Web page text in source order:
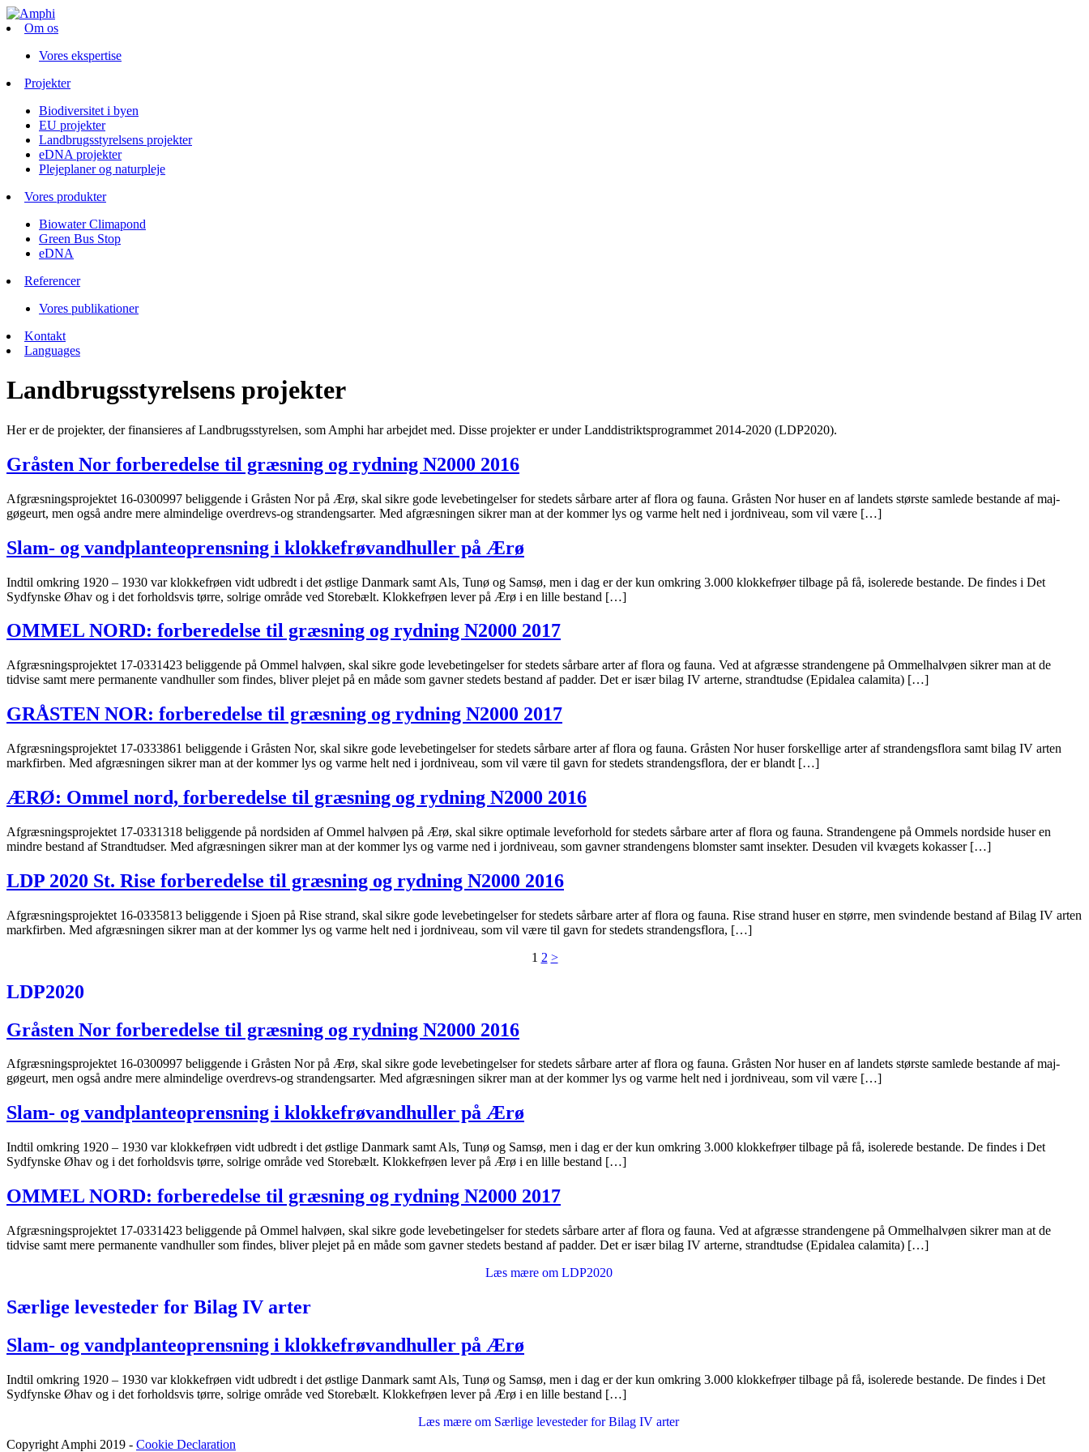
Om os
Vores ekspertise
Projekter
Biodiversitet i byen
EU projekter
Landbrugsstyrelsens projekter
eDNA projekter
Plejeplaner og naturpleje
Vores produkter
Biowater Climapond
Green Bus Stop
eDNA
Referencer
Vores publikationer
Kontakt
Languages
Landbrugsstyrelsens projekter
Her er de projekter, der finansieres af Landbrugsstyrelsen, som Amphi har arbejdet med. Disse projekter er under Landdistriktsprogrammet 2014-2020 (LDP2020).
Gråsten Nor forberedelse til græsning og rydning N2000 2016
Afgræsningsprojektet 16-0300997 beliggende i Gråsten Nor på Ærø, skal sikre gode levebetingelser for stedets sårbare arter af flora og fauna. Gråsten Nor huser en af landets største samlede bestande af maj-
gøgeurt, men også andre mere almindelige overdrevs-og strandengsarter. Med afgræsningen sikrer man at der kommer lys og varme helt ned i jordniveau, som vil være […]
Slam- og vandplanteoprensning i klokkefrøvandhuller på Ærø
Indtil omkring 1920 – 1930 var klokkefrøen vidt udbredt i det østlige Danmark samt Als, Tunø og Samsø, men i dag er der kun omkring 3.000 klokkefrøer tilbage på få, isolerede bestande. De findes i Det
Sydfynske Øhav og i det forholdsvis tørre, solrige område ved Storebælt. Klokkefrøen lever på Ærø i en lille bestand […]
OMMEL NORD: forberedelse til græsning og rydning N2000 2017
Afgræsningsprojektet 17-0331423 beliggende på Ommel halvøen, skal sikre gode levebetingelser for stedets sårbare arter af flora og fauna. Ved at afgræsse strandengene på Ommelhalvøen sikrer man at de
tidvise samt mere permanente vandhuller som findes, bliver plejet på en måde som gavner stedets bestand af padder. Det er især bilag IV arterne, strandtudse (Epidalea calamita) […]
GRÅSTEN NOR: forberedelse til græsning og rydning N2000 2017
Afgræsningsprojektet 17-0333861 beliggende i Gråsten Nor, skal sikre gode levebetingelser for stedets sårbare arter af flora og fauna. Gråsten Nor huser forskellige arter af strandengsflora samt bilag IV arten
markfirben. Med afgræsningen sikrer man at der kommer lys og varme helt ned i jordniveau, som vil være til gavn for stedets strandengsflora, der er blandt […]
ÆRØ: Ommel nord, forberedelse til græsning og rydning N2000 2016
Afgræsningsprojektet 17-0331318 beliggende på nordsiden af Ommel halvøen på Ærø, skal sikre optimale leveforhold for stedets sårbare arter af flora og fauna. Strandengene på Ommels nordside huser en
mindre bestand af Strandtudser. Med afgræsningen sikrer man at der kommer lys og varme ned i jordniveau, som gavner strandengens blomster samt insekter. Desuden vil kvægets kokasser […]
LDP 2020 St. Rise forberedelse til græsning og rydning N2000 2016
Afgræsningsprojektet 16-0335813 beliggende i Sjoen på Rise strand, skal sikre gode levebetingelser for stedets sårbare arter af flora og fauna. Rise strand huser en større, men svindende bestand af Bilag IV arten
markfirben. Med afgræsningen sikrer man at der kommer lys og varme helt ned i jordniveau, som vil være til gavn for stedets strandengsflora, […]
1 2 >
LDP2020
Gråsten Nor forberedelse til græsning og rydning N2000 2016
Afgræsningsprojektet 16-0300997 beliggende i Gråsten Nor på Ærø, skal sikre gode levebetingelser for stedets sårbare arter af flora og fauna. Gråsten Nor huser en af landets største samlede bestande af maj-
gøgeurt, men også andre mere almindelige overdrevs-og strandengsarter. Med afgræsningen sikrer man at der kommer lys og varme helt ned i jordniveau, som vil være […]
Slam- og vandplanteoprensning i klokkefrøvandhuller på Ærø
Indtil omkring 1920 – 1930 var klokkefrøen vidt udbredt i det østlige Danmark samt Als, Tunø og Samsø, men i dag er der kun omkring 3.000 klokkefrøer tilbage på få, isolerede bestande. De findes i Det
Sydfynske Øhav og i det forholdsvis tørre, solrige område ved Storebælt. Klokkefrøen lever på Ærø i en lille bestand […]
OMMEL NORD: forberedelse til græsning og rydning N2000 2017
Afgræsningsprojektet 17-0331423 beliggende på Ommel halvøen, skal sikre gode levebetingelser for stedets sårbare arter af flora og fauna. Ved at afgræsse strandengene på Ommelhalvøen sikrer man at de
tidvise samt mere permanente vandhuller som findes, bliver plejet på en måde som gavner stedets bestand af padder. Det er især bilag IV arterne, strandtudse (Epidalea calamita) […]
Læs mære om LDP2020
Særlige levesteder for Bilag IV arter
Slam- og vandplanteoprensning i klokkefrøvandhuller på Ærø
Indtil omkring 1920 – 1930 var klokkefrøen vidt udbredt i det østlige Danmark samt Als, Tunø og Samsø, men i dag er der kun omkring 3.000 klokkefrøer tilbage på få, isolerede bestande. De findes i Det
Sydfynske Øhav og i det forholdsvis tørre, solrige område ved Storebælt. Klokkefrøen lever på Ærø i en lille bestand […]
Læs mære om Særlige levesteder for Bilag IV arter
Copyright Amphi 2019 - Cookie Declaration